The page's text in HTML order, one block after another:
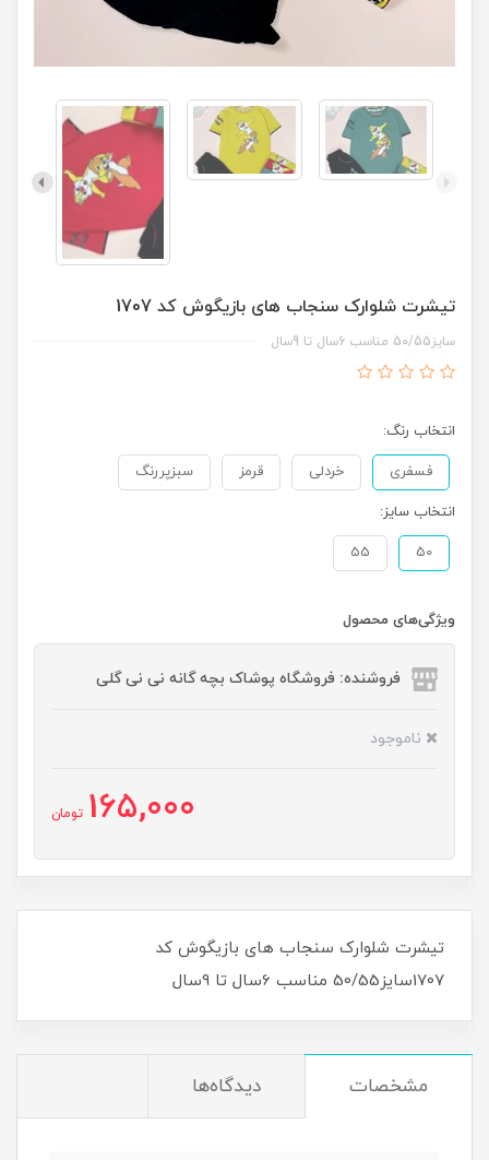
تیشرت شلوارک سنجاب های بازیگوش کد 1707
سایز50/55 مناسب 6سال تا 9سال
انتخاب رنگ:
فسفری خردلی قرمز سبزپررنگ
انتخاب سایز:
50
55
ویژگی‌های محصول
فروشنده: فروشگاه پوشاک بچه گانه نی نی گلی
ناموجود
165,000 تومان
تیشرت شلوارک سنجاب های بازیگوش کد
1707سایز50/55 مناسب 6سال تا 9سال
مشخصات دیدگاه‌ها